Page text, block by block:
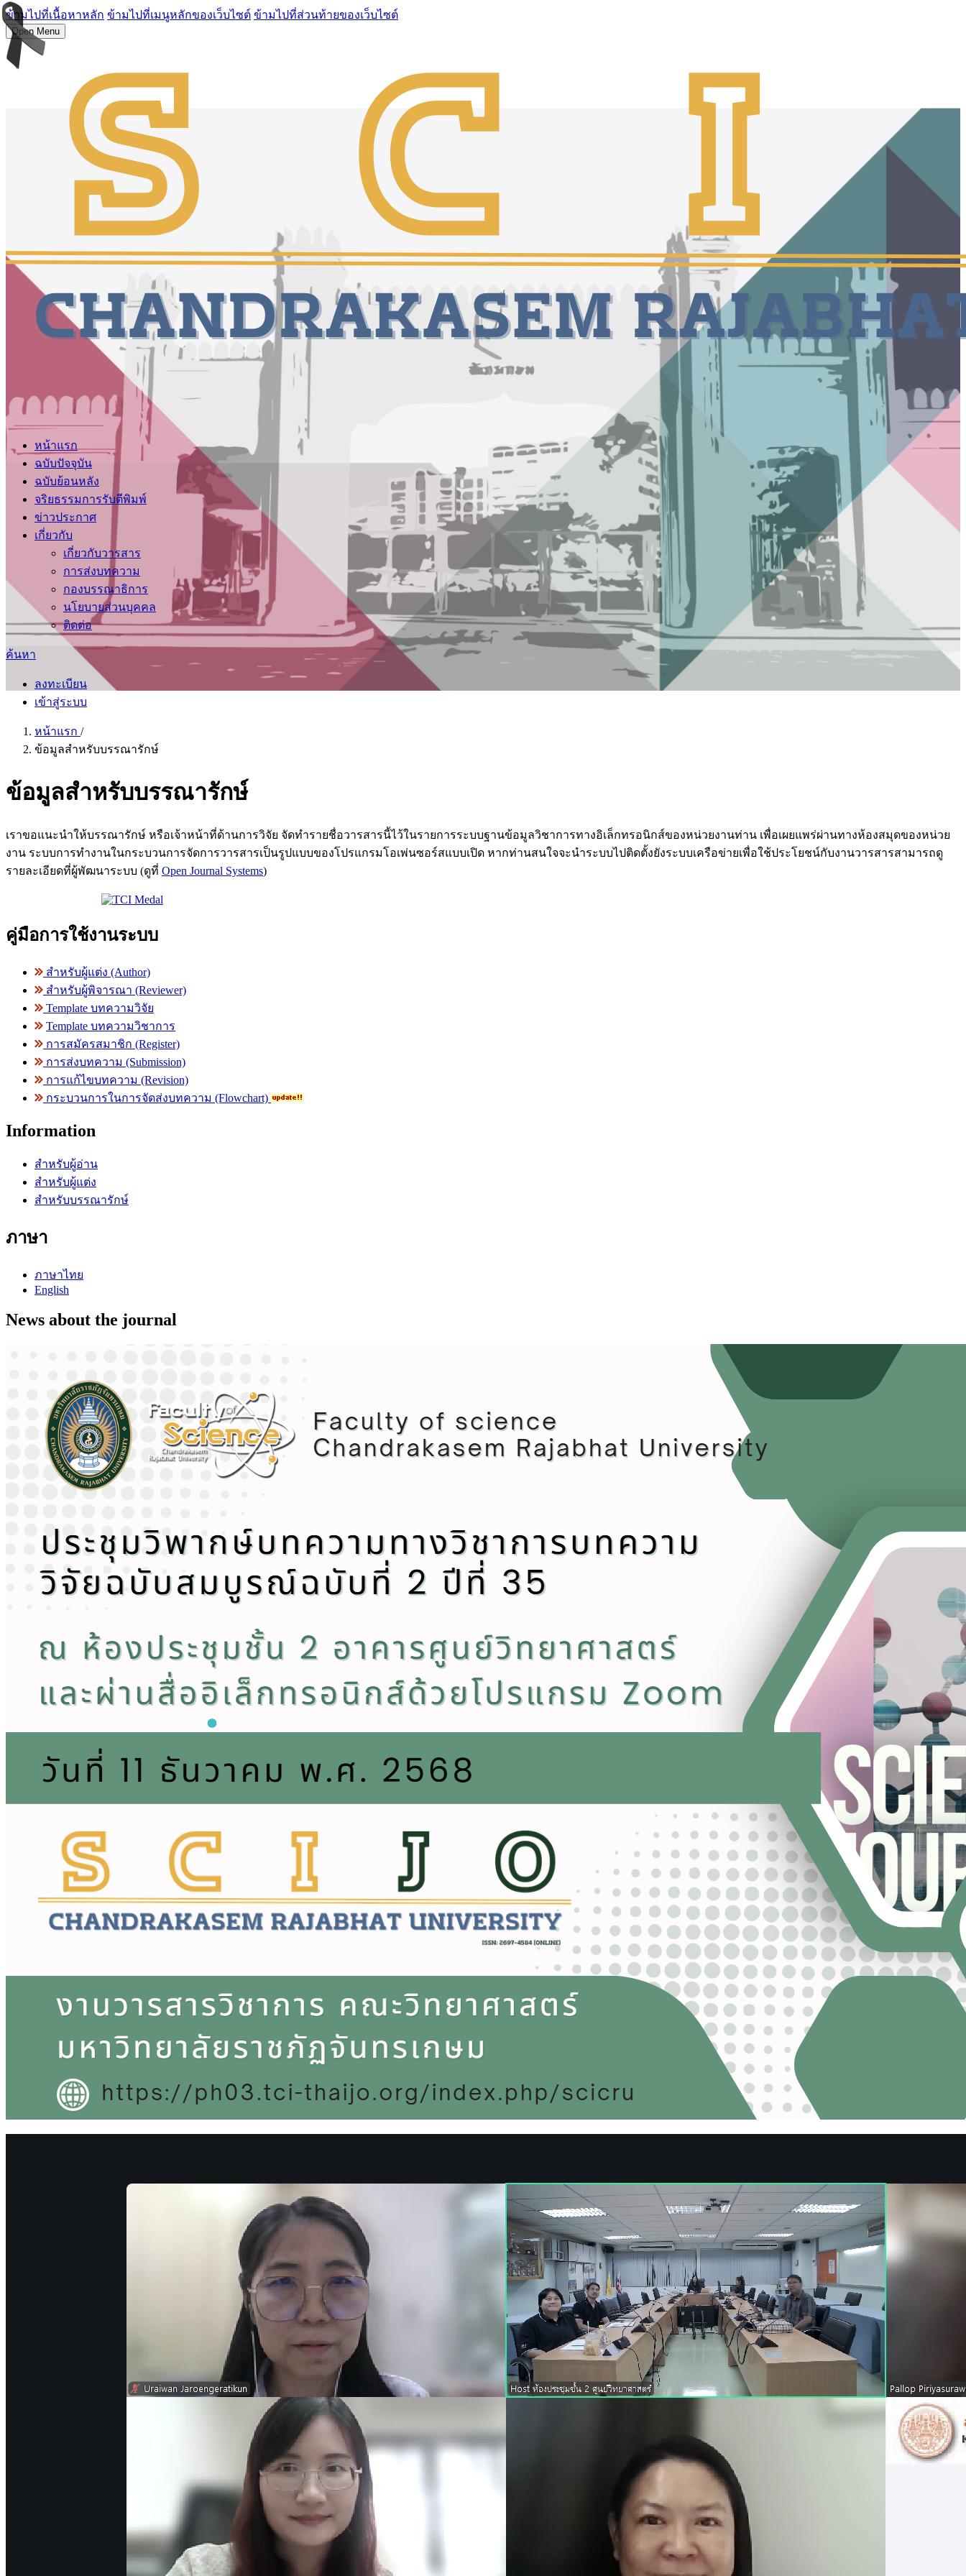
ข้ามไปที่เนื้อหาหลัก ข้ามไปที่เมนูหลักของเว็บไซต์ ข้ามไปที่ส่วนท้ายของเว็บไซต์
Open Menu
หน้าแรก
ฉบับปัจจุบัน
ฉบับย้อนหลัง
จริยธรรมการรับตีพิมพ์
ข่าวประกาศ
เกี่ยวกับ
เกี่ยวกับวารสาร
การส่งบทความ
กองบรรณาธิการ
นโยบายส่วนบุคคล
ติดต่อ
ค้นหา
ลงทะเบียน
เข้าสู่ระบบ
หน้าแรก /
ข้อมูลสำหรับบรรณารักษ์
ข้อมูลสำหรับบรรณารักษ์
เราขอแนะนำให้บรรณารักษ์ หรือเจ้าหน้าที่ด้านการวิจัย จัดทำรายชื่อวารสารนี้ไว้ในรายการระบบฐานข้อมูลวิชาการทางอิเล็กทรอนิกส์ของหน่วยงานท่าน เพื่อเผยแพร่ผ่านทางห้องสมุดของหน่วย
งาน ระบบการทำงานในกระบวนการจัดการวารสารเป็นรูปแบบของโปรแกรมโอเพ่นซอร์สแบบเปิด หากท่านสนใจจะนำระบบไปติดตั้งยังระบบเครือข่ายเพื่อใช้ประโยชน์กับงานวารสารสามารถดู
รายละเอียดที่ผู้พัฒนาระบบ (ดูที่ Open Journal Systems)
คู่มือการใช้งานระบบ
สำหรับผู้แต่ง (Author)
สำหรับผู้พิจารณา (Reviewer)
Template บทความวิจัย
Template บทความวิชาการ
การสมัครสมาชิก (Register)
การส่งบทความ (Submission)
การแก้ไขบทความ (Revision)
กระบวนการในการจัดส่งบทความ (Flowchart)
Information
สำหรับผู้อ่าน
สำหรับผู้แต่ง
สำหรับบรรณารักษ์
ภาษา
ภาษาไทย
English
News about the journal